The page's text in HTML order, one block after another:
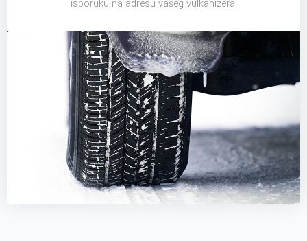
isporuku na adresu vašeg vulkanizera.